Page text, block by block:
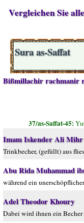
Vergleichen Sie
Sura as-Saffat
Bißmillachir rachmanir
37/as-Saffat-45:
Imam Iskender Ali Mihr
Trinkbecher, (gefüllt) aus
Abu Rida Muhammad
während ein
Adel Theodor Khoury
Dabei wird ihnen ein